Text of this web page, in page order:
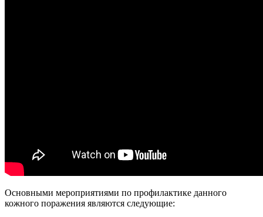
Основными мероприятиями по профилактике данного
кожного поражения являются следующие: